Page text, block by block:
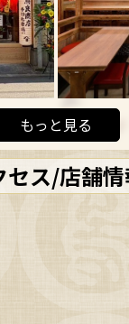
もっと見る
セス/店舗